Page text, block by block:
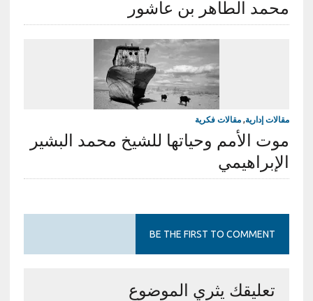
محمد الطاهر بن عاشور
مقالات إدارية, مقالات فكرية
موت الأمم وحياتها للشيخ محمد البشير
الإبراهيمي
BE THE FIRST TO COMMENT
تعليقك يثري الموضوع